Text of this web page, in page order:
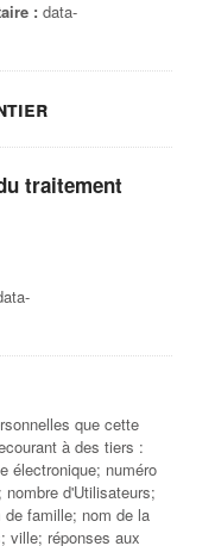
: data-
traitement
que cette
à des tiers :
électronique; numéro
d'Utilisateurs;
famille; nom de la
ville; réponses aux